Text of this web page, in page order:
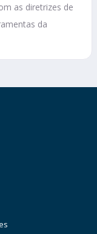
as diretrizes de
da